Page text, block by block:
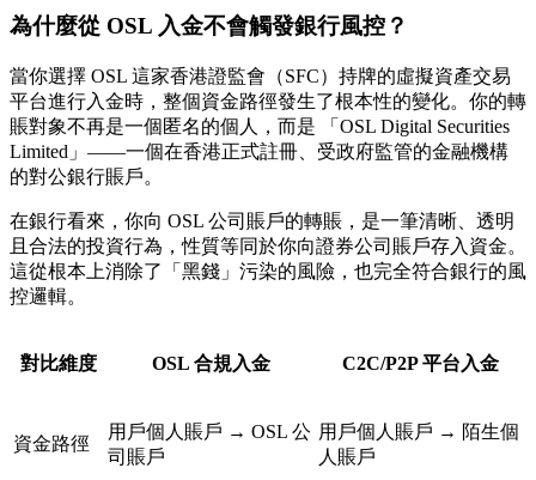
為什麼從 OSL 入金不會觸發銀行風控？
當你選擇 OSL 這家香港證監會（SFC）持牌的虛擬資產交易
平台進行入金時，整個資金路徑發生了根本性的變化。你的轉
賬對象不再是一個匿名的個人，而是
「OSL Digital Securities
Limited」 ——一個在香港正式註冊、受政府監管的金融機構
的對公銀行賬戶。
在銀行看來，你向 OSL 公司賬戶的轉賬，是一筆清晰、透明
且合法的投資行為，性質等同於你向證券公司賬戶存入資金。
這從根本上消除了「黑錢」污染的風險，也完全符合銀行的風
控邏輯。
對比維度 OSL 合規入金 C2C/P2P 平台入金
資金路徑
用戶個人賬戶 → OSL 公
司賬戶
用戶個人賬戶 → 陌生個
人賬戶